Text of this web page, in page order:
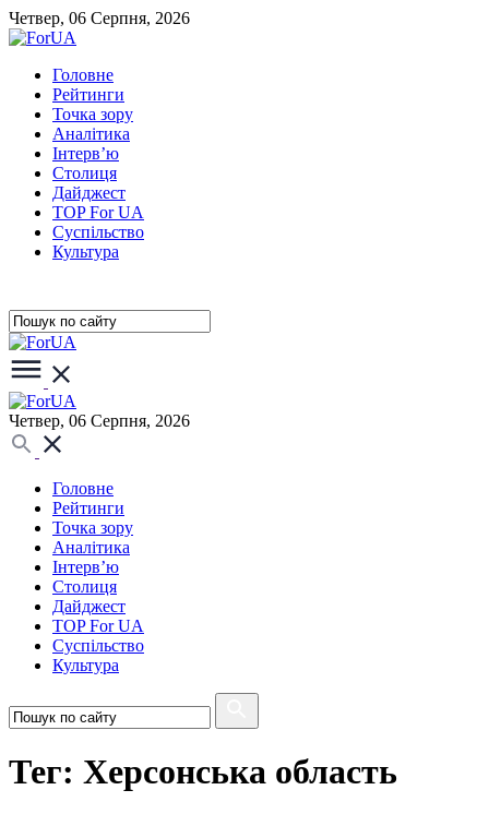
Четвер, 06 Серпня, 2026
Головне
Рейтинги
Точка зору
Аналітика
Інтерв’ю
Столиця
Дайджест
TOP For UA
Суспiльство
Культура
Четвер, 06 Серпня, 2026
Головне
Рейтинги
Точка зору
Аналітика
Інтерв’ю
Столиця
Дайджест
TOP For UA
Суспiльство
Культура
Тег: Херсонська область